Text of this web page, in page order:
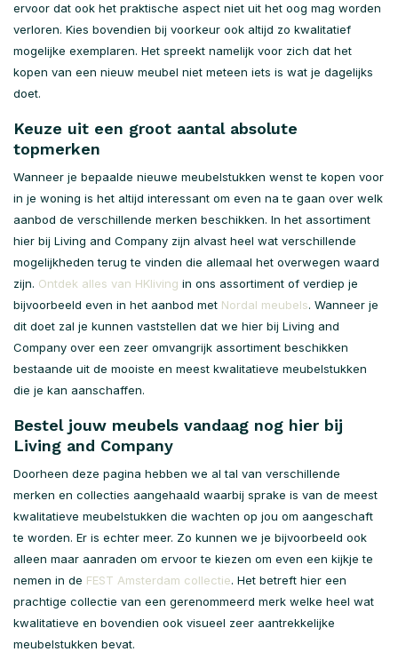
ervoor dat ook het praktische aspect niet uit het oog mag worden
verloren. Kies bovendien bij voorkeur ook altijd zo kwalitatief
mogelijke exemplaren. Het spreekt namelijk voor zich dat het
kopen van een nieuw meubel niet meteen iets is wat je dagelijks
doet.
Keuze uit een groot aantal absolute
topmerken
Wanneer je bepaalde nieuwe meubelstukken wenst te kopen voor
in je woning is het altijd interessant om even na te gaan over welk
aanbod de verschillende merken beschikken. In het assortiment
hier bij Living and Company zijn alvast heel wat verschillende
mogelijkheden terug te vinden die allemaal het overwegen waard
zijn. Ontdek alles van HKliving in ons assortiment of verdiep je
bijvoorbeeld even in het aanbod met Nordal meubels. Wanneer je
dit doet zal je kunnen vaststellen dat we hier bij Living and
Company over een zeer omvangrijk assortiment beschikken
bestaande uit de mooiste en meest kwalitatieve meubelstukken
die je kan aanschaffen.
Bestel jouw meubels vandaag nog hier bij
Living and Company
Doorheen deze pagina hebben we al tal van verschillende
merken en collecties aangehaald waarbij sprake is van de meest
kwalitatieve meubelstukken die wachten op jou om aangeschaft
te worden. Er is echter meer. Zo kunnen we je bijvoorbeeld ook
alleen maar aanraden om ervoor te kiezen om even een kijkje te
nemen in de FEST Amsterdam collectie. Het betreft hier een
prachtige collectie van een gerenommeerd merk welke heel wat
kwalitatieve en bovendien ook visueel zeer aantrekkelijke
meubelstukken bevat.